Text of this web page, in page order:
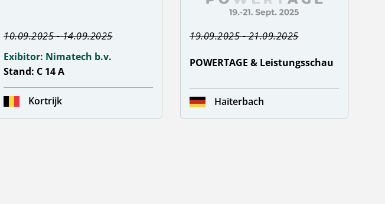
10.09.2025 - 14.09.2025
Exibitor: Nimatech b.v.
Stand: C 14 A
Kortrijk
19.09.2025 - 21.09.2025
POWERTAGE & Leistungsschau
Haiterbach